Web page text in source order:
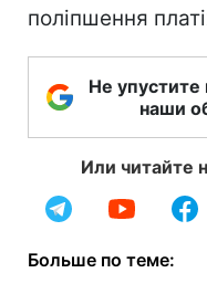
поліпшення
Не
наши
Или читайте
Больше по теме: